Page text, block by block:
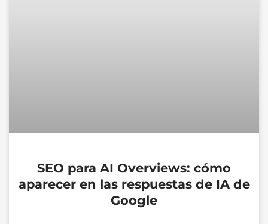
SEO para AI Overviews: cómo
aparecer en las respuestas de IA de
Google